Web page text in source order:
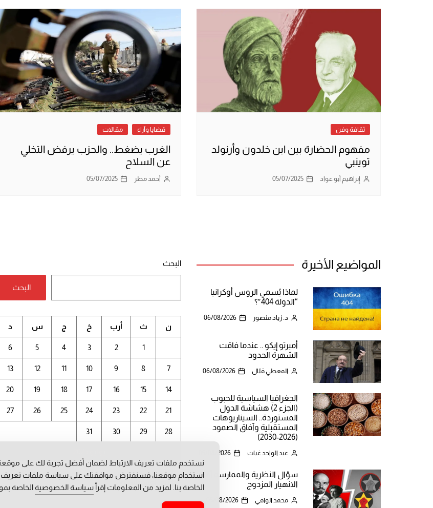
ثقافة وفن
مفهوم الحضارة بين ابن خلدون وأرنولد
توينبي
إبراهيم أبو عواد 05/07/2025
قضايا وآراء مقالات
الغرب يضغط.. والحزب يرفض التخلي
عن السلاح
أحمد مطر 05/07/2025
المواضيع الأخيرة
لماذا يُسمي الروس أوكرانيا
“الدولة 404″؟
د. زياد منصور 06/08/2026
أمبرتو إيكو .. عندما فاقت
الشهرة الحدود
المعطي قبّال 06/08/2026
الجغرافيا السياسية للحبوب
(الجزء 2) هشاشة الدول
المستوردة.. السيناريوهات
المستقبلية وآفاق الصمود
(2026-2030)
عبد الواحد غيات 05/08/2026
سؤال النظرية والممارسة أمام
الانهيار المزدوج
محمد الوافي 05/08/2026
البحث
البحث
ن ث أرب خ ج س د
1
2
3
4
5
6
7
8
9
10
11
12
13
14
15
16
17
18
19
20
21
22
23
24
25
26
27
28
29
30
31
« يونيو أغسطس »
نستخدم ملفات تعريف الارتباط لضمان أفضل تجربة لك على
استخدام موقعنا، فسنفترض موافقتك على سياسة ملفات تعريف
الخاصة بنا. لمزيد من المعلومات إقرأ سياسة الخصوصيةالخاصة